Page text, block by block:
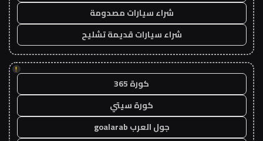
شراء سيارات مصدومة
شراء سيارات قديمة تشليح
!
كورة 365
كورة سيتي
جول العرب goalarab